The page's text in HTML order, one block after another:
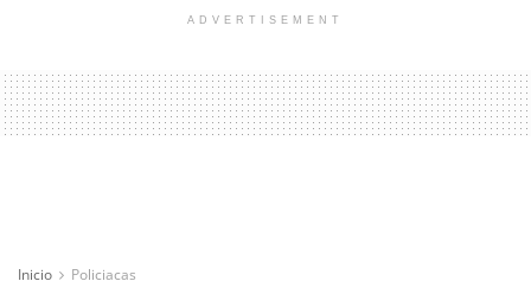
ADVERTISEMENT
Inicio Policiacas